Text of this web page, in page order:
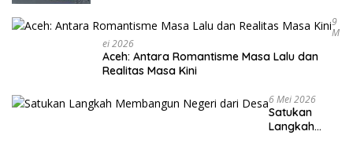
9
M
Ei 2026
Aceh: Antara Romantisme Masa Lalu dan
Realitas Masa Kini
6 Mei 2026
Satukan
Langkah